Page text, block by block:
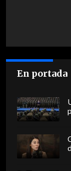
En portada